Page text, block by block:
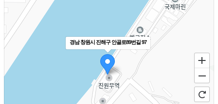
경남 창원시 진해구 안골로89번길 97